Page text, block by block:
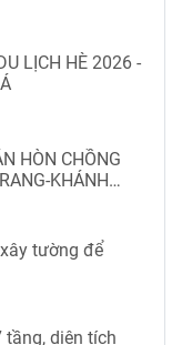
LỊCH HÈ 2026 -
HÒN CHỒNG
KHÁNH
tường để
diện tích